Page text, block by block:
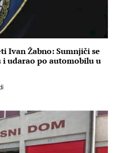
Ivan Žabno: Sumnjiči se
udarao po automobilu u